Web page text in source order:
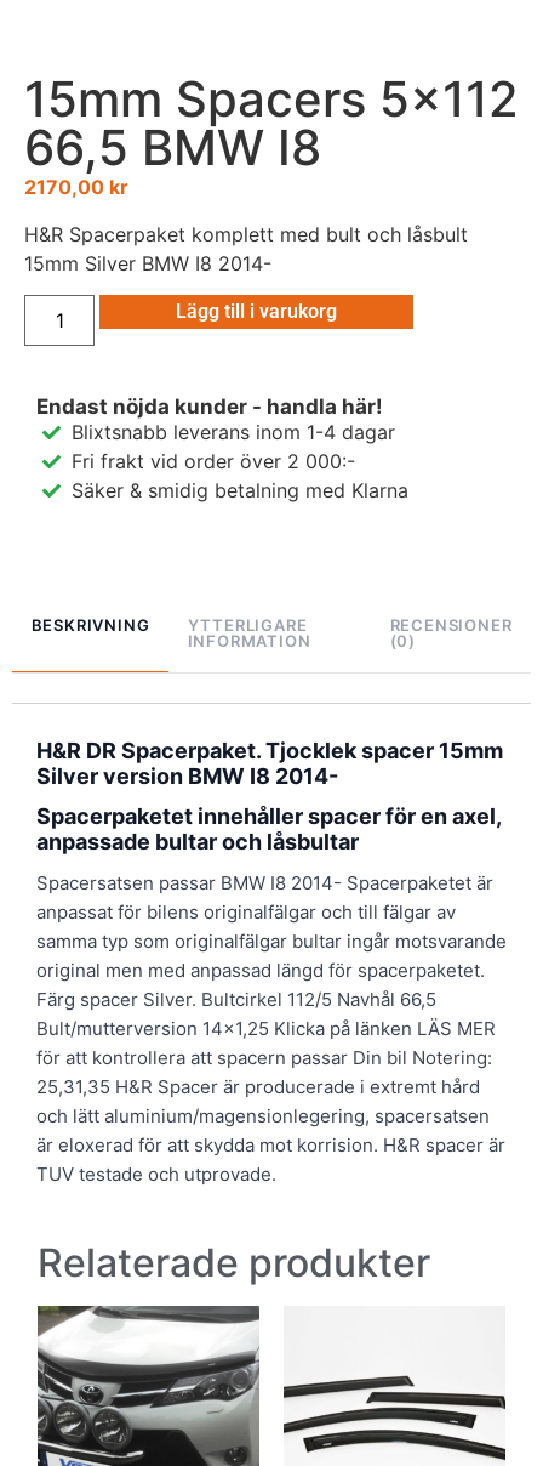
15mm Spacers 5×112
66,5 BMW I8
2170,00 kr
H&R Spacerpaket komplett med bult och låsbult
15mm Silver BMW I8 2014-
Lägg till i varukorg
Endast nöjda kunder - handla här!
Blixtsnabb leverans inom 1-4 dagar
Fri frakt vid order över 2 000:-
Säker & smidig betalning med Klarna
BESKRIVNING
YTTERLIGARE
INFORMATION
RECENSIONER
(0)
H&R DR Spacerpaket. Tjocklek spacer 15mm
Silver version BMW I8 2014-
Spacerpaketet innehåller spacer för en axel,
anpassade bultar och låsbultar
Spacersatsen passar BMW I8 2014- Spacerpaketet är
anpassat för bilens originalfälgar och till fälgar av
samma typ som originalfälgar bultar ingår motsvarande
original men med anpassad längd för spacerpaketet.
Färg spacer Silver. Bultcirkel 112/5 Navhål 66,5
Bult/mutterversion 14×1,25 Klicka på länken LÄS MER
för att kontrollera att spacern passar Din bil Notering:
25,31,35 H&R Spacer är producerade i extremt hård
och lätt aluminium/magensionlegering, spacersatsen
är eloxerad för att skydda mot korrision. H&R spacer är
TUV testade och utprovade.
Relaterade produkter